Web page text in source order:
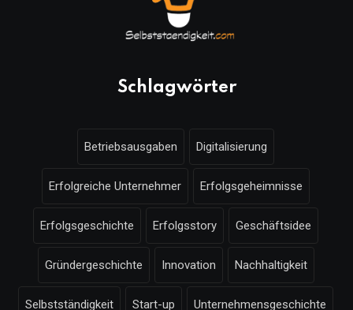
Schlagwörter
Betriebsausgaben Digitalisierung
Erfolgreiche Unternehmer Erfolgsgeheimnisse
Erfolgsgeschichte Erfolgsstory Geschäftsidee
Gründergeschichte Innovation Nachhaltigkeit
Selbstständigkeit Start-up Unternehmensgeschichte